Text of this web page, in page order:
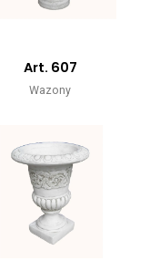
Art. 607
Wazony